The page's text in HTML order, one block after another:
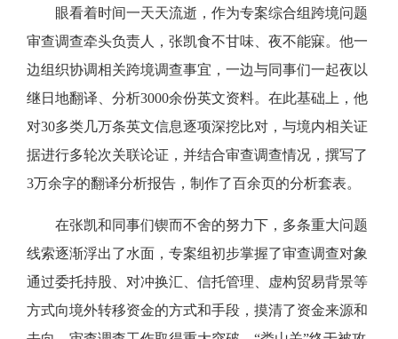
眼看着时间一天天流逝，作为专案综合组跨境问题
审查调查牵头负责人，张凯食不甘味、夜不能寐。他一
边组织协调相关跨境调查事宜，一边与同事们一起夜以
继日地翻译、分析3000余份英文资料。在此基础上，他
对30多类几万条英文信息逐项深挖比对，与境内相关证
据进行多轮次关联论证，并结合审查调查情况，撰写了
3万余字的翻译分析报告，制作了百余页的分析套表。
在张凯和同事们锲而不舍的努力下，多条重大问题
线索逐渐浮出了水面，专案组初步掌握了审查调查对象
通过委托持股、对冲换汇、信托管理、虚构贸易背景等
方式向境外转移资金的方式和手段，摸清了资金来源和